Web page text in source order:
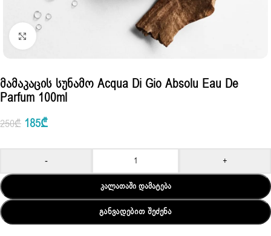
Click to enlarge
Მამაკაცის Სუნამო Acqua Di Gio Absolu Eau De
Parfum 100ml
250₾ 185₾
- +
ᲙᲐᲚᲐᲗᲐᲨᲘ ᲓᲐᲛᲐᲢᲔᲑᲐ
ᲒᲐᲜᲕᲐᲓᲔᲑᲘᲗ ᲨᲔᲫᲔᲜᲐ